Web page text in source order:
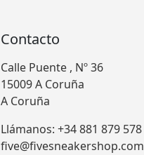
Contacto
Calle Puente , Nº 36
15009 A Coruña
A Coruña
Llámanos: +34 881 879 578
five@fivesneakershop.com